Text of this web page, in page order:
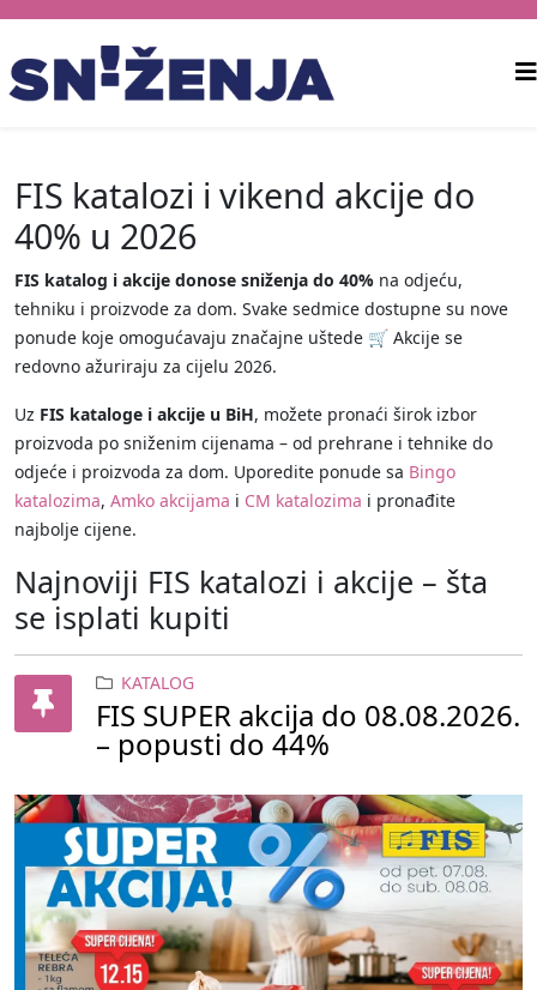
FIS katalozi i vikend akcije do
40% u 2026
FIS katalog i akcije donose sniženja do 40% na odjeću,
tehniku i proizvode za dom. Svake sedmice dostupne su nove
ponude koje omogućavaju značajne uštede 🛒 Akcije se
redovno ažuriraju za cijelu 2026.
Uz FIS kataloge i akcije u BiH, možete pronaći širok izbor
proizvoda po sniženim cijenama – od prehrane i tehnike do
odjeće i proizvoda za dom. Uporedite ponude sa Bingo
katalozima, Amko akcijama i CM katalozima i pronađite
najbolje cijene.
Najnoviji FIS katalozi i akcije – šta
se isplati kupiti
KATALOG
FIS SUPER akcija do 08.08.2026.
– popusti do 44%